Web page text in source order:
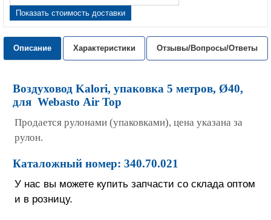
Показать стоимость доставки
Описание Характеристики Отзывы/Вопросы/Ответы
Воздуховод Kalori, упаковка 5 метров, Ø40,
для Webasto Air Top
Продается рулонами (упаковками), цена указана за
рулон.
Каталожный номер: 340.70.021
У нас вы можете купить запчасти со склада оптом
и в розницу.